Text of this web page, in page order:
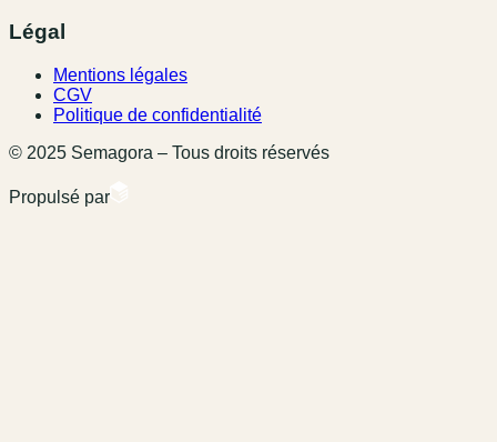
Légal
Mentions légales
CGV
Politique de confidentialité
© 2025 Semagora – Tous droits réservés
Propulsé par